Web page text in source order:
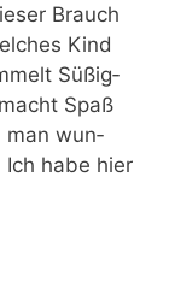
Brauch
Kind
Süßig­
Spaß
man wun­
habe hier